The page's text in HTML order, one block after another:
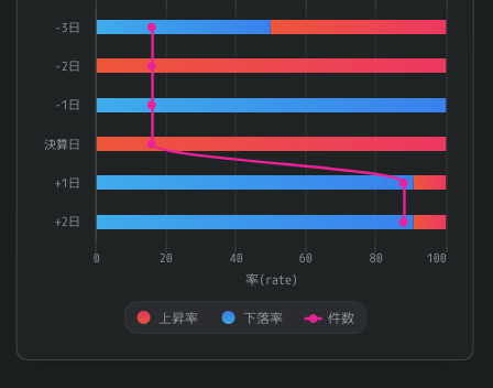
The chart has 2 Y axes displaying 率(rate) and 件数(count).
率(rate)
上昇率 下落率 件数
-3日
-2日
-1日
決算日
+1日
+2日
0 20 40 60 80 100
End of interactive chart.